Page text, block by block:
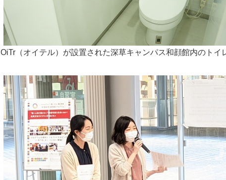
OiTr（オイテル）が設置された深草キャンパス和顔館内のトイ